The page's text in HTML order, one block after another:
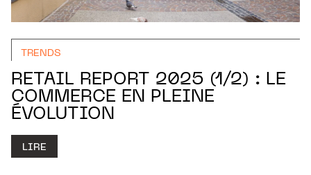
TRENDS
RETAIL REPORT 2025 (1/2) : LE
COMMERCE EN PLEINE
ÉVOLUTION
LIRE